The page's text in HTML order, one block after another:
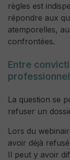
règles est
répondre aux
atemporelles,
confrontées.
Entre
La question se
refuser un
Lors du
avoir déjà
Il peut y avoir